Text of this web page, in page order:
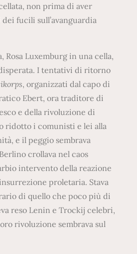
non prima di aver
fucili sull’avanguardia
Rosa Luxemburg in una cella,
I tentativi di ritorno
, organizzati dal capo di
Ebert, ora traditore di
e della rivoluzione di
ridotto i comunisti e lei alla
e il peggio sembrava
crollava nel caos
intervento della reazione
proletaria. Stava
di quello che poco più di
reso Lenin e Trockij celebri,
rivoluzione sembrava sul